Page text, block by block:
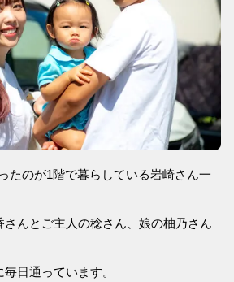
たのが1階で暮らしている岩崎さん一
さんとご主人の稔さん、娘の柚乃さん
日通っています。